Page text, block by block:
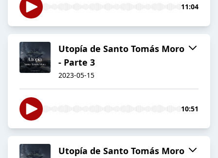
11:04
Utopía de Santo Tomás Moro
- Parte 3
2023-05-15
10:51
Utopía de Santo Tomás Moro